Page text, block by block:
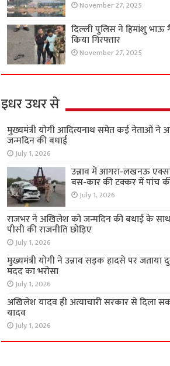
November 27, 2025
दिल्ली पुलिस ने हिमांशु
किया गिरफ्तार
November 27, 2025
इधर उधर से
मुख्यमंत्री योगी आदित्यनाथ समेत कई नेताओं ने
जन्मदिन की बधाई
July 1, 2026
उन्नाव में आगरा-लखनऊ
बस-कार की टक्कर में पांच
July 1, 2026
राजभर ने अखिलेश को जन्मदिन की बधाई के
पीसी की राजनीति छोड़िए
July 1, 2026
मुख्यमंत्री योगी ने उन्नाव सड़क हादसे पर जताया
मदद का भरोसा
July 1, 2026
अखिलेश यादव ही अत्याचारी सरकार से दिला
यादव
July 1, 2026